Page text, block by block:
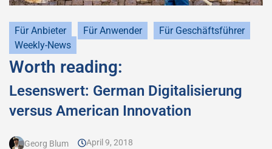
Für Anbieter Für Anwender
Für Geschäftsführer
Weekly-News
Worth reading:
Lesenswert: German Digitalisierung
versus American Innovation
Georg Blum April 9, 2018